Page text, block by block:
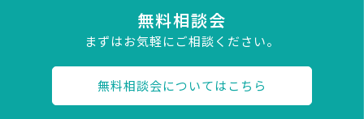
無料相談会
まずはお気軽にご相談ください。
無料相談会についてはこちら